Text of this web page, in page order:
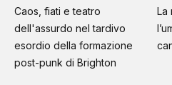
Caos, fiati e teatro
dell'assurdo nel tardivo
esordio della formazione
post-punk di Brighton
La